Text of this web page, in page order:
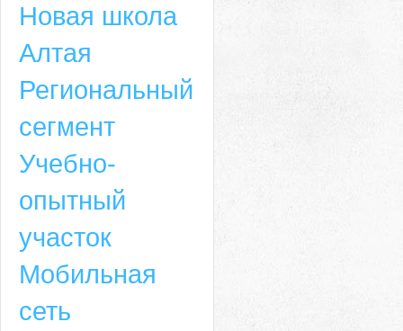
Новая школа
Алтая
Региональный
сегмент
Учебно-
опытный
участок
Мобильная
сеть